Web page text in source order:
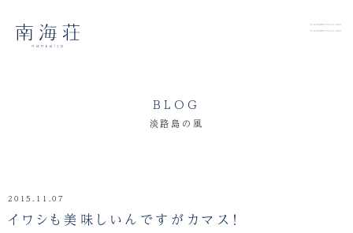
BLOG
淡路島の風
2015.11.07
イワシも美味しいんですがカマス！